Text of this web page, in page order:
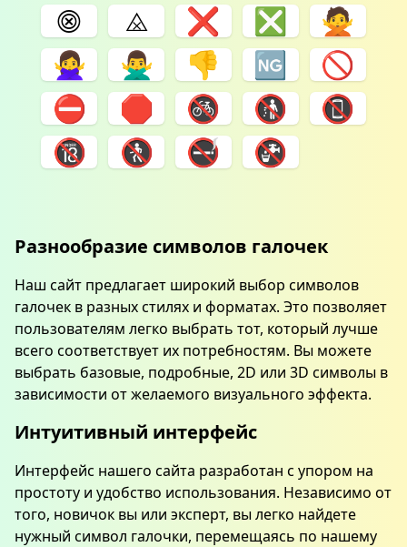
⨷
⨻ ❌ ❎
🙅
🙅‍♀️
🙅‍♂️ 👎 🆖
🚫
⛔️
🛑 🚳 🚯
📵
🔞
🚷 🚭 🚱
Разнообразие символов галочек
Наш сайт предлагает широкий выбор символов
галочек в разных стилях и форматах. Это позволяет
пользователям легко выбрать тот, который лучше
всего соответствует их потребностям. Вы можете
выбрать базовые, подробные, 2D или 3D символы в
зависимости от желаемого визуального эффекта.
Интуитивный интерфейс
Интерфейс нашего сайта разработан с упором на
простоту и удобство использования. Независимо от
того, новичок вы или эксперт, вы легко найдете
нужный символ галочки, перемещаясь по нашему